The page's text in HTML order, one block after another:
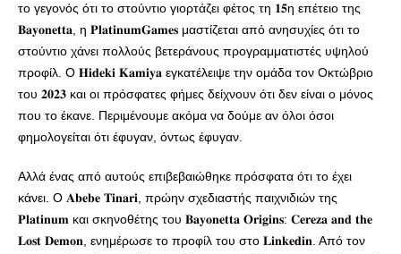
το γεγονός ότι το στούντιο γιορτάζει φέτος τη 𝟏𝟓η επέτειο της
𝐁𝐚𝐲𝐨𝐧𝐞𝐭𝐭𝐚, η 𝐏𝐥𝐚𝐭𝐢𝐧𝐮𝐦𝐆𝐚𝐦𝐞𝐬 μαστίζεται από ανησυχίες ότι το
στούντιο χάνει πολλούς βετεράνους προγραμματιστές υψηλού
προφίλ. Ο 𝐇𝐢𝐝𝐞𝐤𝐢 𝐊𝐚𝐦𝐢𝐲𝐚 εγκατέλειψε την ομάδα τον Οκτώβριο
του 𝟐𝟎𝟐𝟑 και οι πρόσφατες φήμες δείχνουν ότι δεν είναι ο μόνος
που το έκανε. Περιμένουμε ακόμα να δούμε αν όλοι όσοι
φημολογείται ότι έφυγαν, όντως έφυγαν.
Αλλά ένας από αυτούς επιβεβαιώθηκε πρόσφατα ότι το έχει
κάνει. Ο 𝐀𝐛𝐞𝐛𝐞 𝐓𝐢𝐧𝐚𝐫𝐢, πρώην σχεδιαστής παιχνιδιών της
𝐏𝐥𝐚𝐭𝐢𝐧𝐮𝐦 και σκηνοθέτης του 𝐁𝐚𝐲𝐨𝐧𝐞𝐭𝐭𝐚 𝐎𝐫𝐢𝐠𝐢𝐧𝐬: 𝐂𝐞𝐫𝐞𝐳𝐚 𝐚𝐧𝐝 𝐭𝐡𝐞
𝐋𝐨𝐬𝐭 𝐃𝐞𝐦𝐨𝐧, ενημέρωσε το προφίλ του στο 𝐋𝐢𝐧𝐤𝐞𝐝𝐢𝐧. Από τον